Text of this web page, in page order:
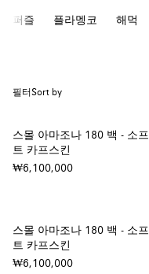
퍼즐 플라멩코 해먹
필터Sort by
스몰 아마조나 180 백 - 소프
트 카프스킨
₩6,100,000
스몰 아마조나 180 백 - 소프
트 카프스킨
₩6,100,000